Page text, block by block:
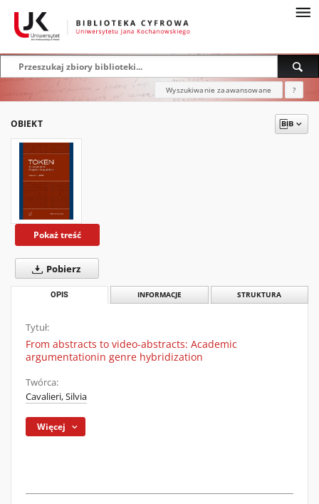
Wyszukiwanie zaawansowane ?
OBIEKT
Pokaż treść
Pobierz
OPIS INFORMACJE STRUKTURA
Tytuł:
From abstracts to video-abstracts: Academic
argumentationin genre hybridization
Twórca:
Cavalieri, Silvia
Więcej